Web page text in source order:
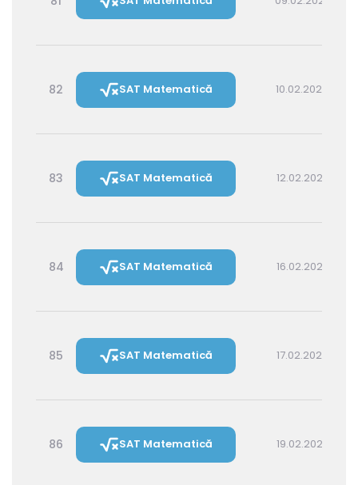
82 SAT Matematică 10.02.2027 14:30
83 SAT Matematică 12.02.2027 16:00
84 SAT Matematică 16.02.2027 16:00
85 SAT Matematică 17.02.2027 14:30
86 SAT Matematică 19.02.2027 16:00